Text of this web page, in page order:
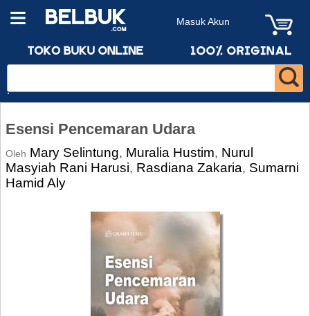
Masuk Akun
Esensi Pencemaran Udara
Oleh Mary Selintung, Muralia Hustim, Nurul
Masyiah Rani Harusi, Rasdiana Zakaria, Sumarni
Hamid Aly